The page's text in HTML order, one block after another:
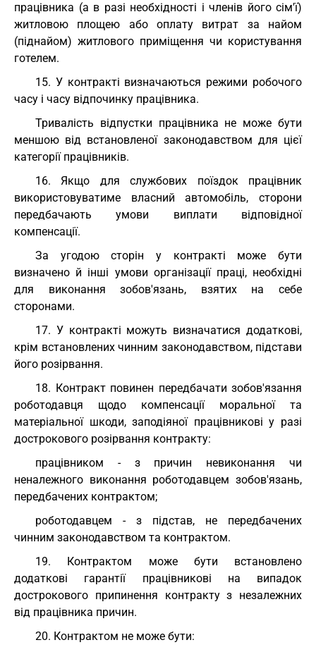
працівника (а в разі необхідності і членів його сім'ї)
житловою площею або оплату витрат за найом
(піднайом) житлового приміщення чи користування
готелем.
15. У контракті визначаються режими робочого
часу і часу відпочинку працівника.
Тривалість відпустки працівника не може бути
меншою від встановленої законодавством для цієї
категорії працівників.
16. Якщо для службових поїздок працівник
використовуватиме власний автомобіль, сторони
передбачають умови виплати відповідної
компенсації.
За угодою сторін у контракті може бути
визначено й інші умови організації праці, необхідні
для виконання зобов'язань, взятих на себе
сторонами.
17. У контракті можуть визначатися додаткові,
крім встановлених чинним законодавством, підстави
його розірвання.
18. Контракт повинен передбачати зобов'язання
роботодавця щодо компенсації моральної та
матеріальної шкоди, заподіяної працівникові у разі
дострокового розірвання контракту:
працівником - з причин невиконання чи
неналежного виконання роботодавцем зобов'язань,
передбачених контрактом;
роботодавцем - з підстав, не передбачених
чинним законодавством та контрактом.
19. Контрактом може бути встановлено
додаткові гарантії працівникові на випадок
дострокового припинення контракту з незалежних
від працівника причин.
20. Контрактом не може бути: